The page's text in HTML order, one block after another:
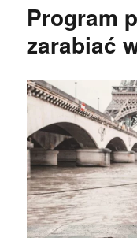
Program
zarabiać